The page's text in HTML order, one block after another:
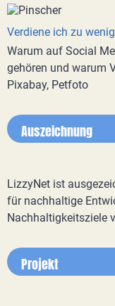
Verdiene ich zu
Warum auf Social
gehören und warum
Pixabay, Petfoto
Auszeichnung
LizzyNet ist
für nachhaltige
Nachhaltigkeitsziele
Projekt